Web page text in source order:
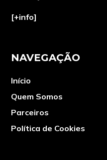
[+info]
NAVEGAÇÃO
Início
Quem Somos
Parceiros
Política de Cookies